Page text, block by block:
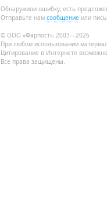
Обнаружили ошибку, есть
Отправьте нам сообщение или
© ООО «Фарпост», 2003—2026
При любом использовании
Цитирование в Интернете
Все права защищены.